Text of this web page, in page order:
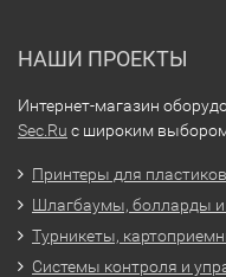
НАШИ ПРОЕКТЫ
Интернет-магазин
Sec.Ru с широким
Принтеры для
Шлагбаумы, болларды и
Турникеты,
Системы контроля и